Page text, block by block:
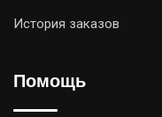
История заказов
Помощь